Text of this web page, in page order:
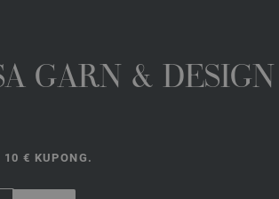
GARN & DESIGN
10 € KUPONG.